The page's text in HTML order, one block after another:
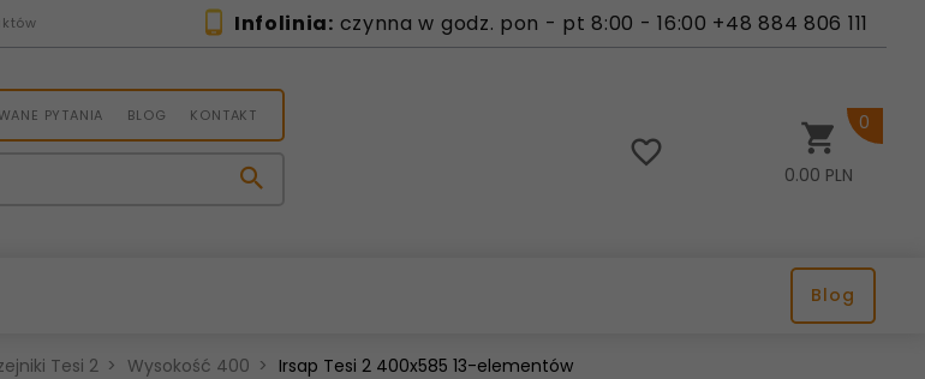
Infolinia: czynna w godz. pon - pt 8:00 - 16:00 +48 884 806 111
PYTANIA BLOG KONTAKT
0.00 PLN
0
Blog
Tesi 2 Wysokość 400 Irsap Tesi 2 400x585 13-elementów